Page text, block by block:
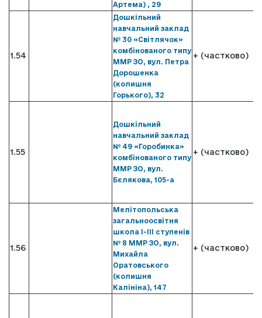
Артема) , 29
1.54
Дошкільний
навчальний заклад
№ 30 «Світлячок»
комбінованого типу
ММР ЗО, вул. Петра
Дорошенка
(колишня
Горького), 32
+ (частково)
1.55
Дошкільний
навчальний заклад
№ 49 «Горобинка»
комбінованого типу
ММР ЗО, вул.
Бєлякова, 105-а
+ (частково)
1.56
Мелітопольська
загальноосвітня
школа І-ІІІ ступенів
№ 8 ММР ЗО, вул.
Михайла
Оратовського
(колишня
Калініна), 147
+ (частково)